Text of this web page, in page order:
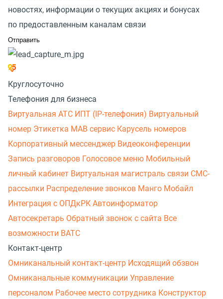
новостях, информации о текущих акциях и бонусах
по предоставленным каналам связи
Круглосуточно
Телефония для бизнеса
Виртуальная АТС ИПТ (IP-телефония) Виртуальный
номер Этикетка МАВ сервис Карусель номеров
Корпоративный мессенджер Видеоконференции
Запись разговоров Голосовое меню Мобильный
личный кабинет Виртуальная магистраль связи СМС-
рассылки Распределение звонков Манго Мобайл
Интеграция с ОПДкРК Автоинформатор
Автосекретарь Обратный звонок с сайта Все
возможности ВАТС
Контакт-центр
Омниканальный контакт-центр Исходящий обзвон
Омниканальные коммуникации Управление
персоналом Рабочее место сотрудника Конструктор